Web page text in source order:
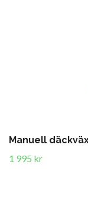
Manuell
1 995 kr